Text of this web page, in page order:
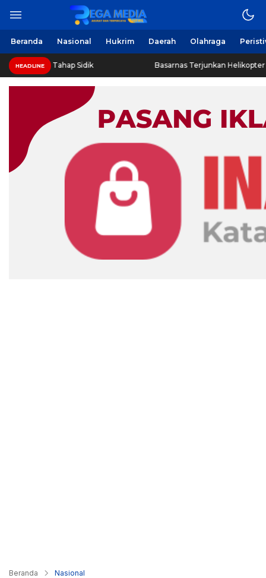
Beranda Nasional Hukrim Daerah Olahraga
HEADLINE
Tahap Sidik Basarnas Terjunkan Helikopter Sisir Bangkai
Beranda Nasional